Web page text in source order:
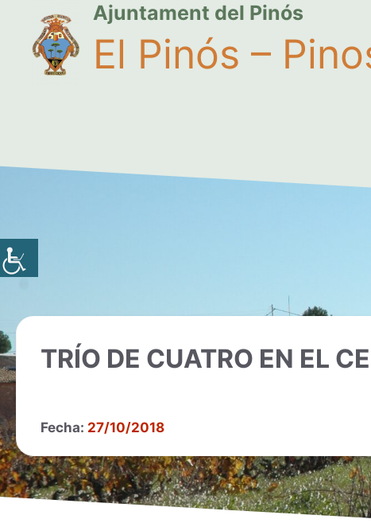
Ajuntament del Pinós
El Pinós –
TRÍO DE CUATRO EN EL
Fecha: 27/10/2018